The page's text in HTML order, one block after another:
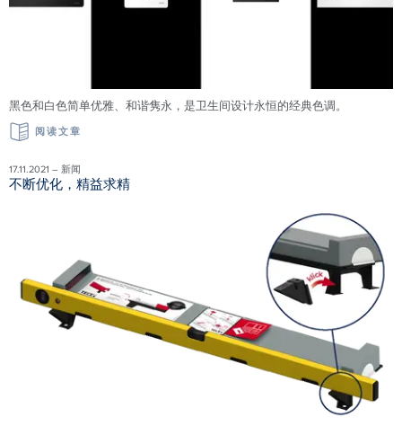
黑色和白色简单优雅、和谐隽永，是卫生间设计永恒的经典色调。
阅读文章
17.11.2021 – 新闻
不断优化，精益求精